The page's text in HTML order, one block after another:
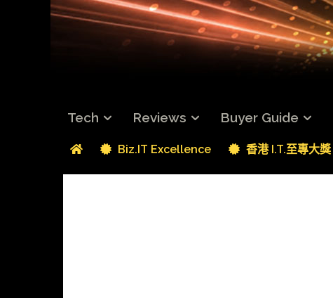
Tech Reviews Buyer Guide
Biz.IT Excellence 香港 I.T.至專大獎